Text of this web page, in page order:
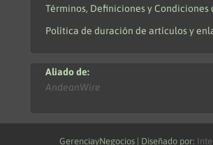
Términos, Definiciones y Condiciones
Política de duración de artículos y
Aliado de:
AndeanWire
GerenciayNegocios | Diseñado por: